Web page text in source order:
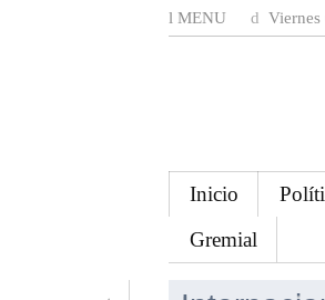
MENU Viernes
Inicio
Gremial